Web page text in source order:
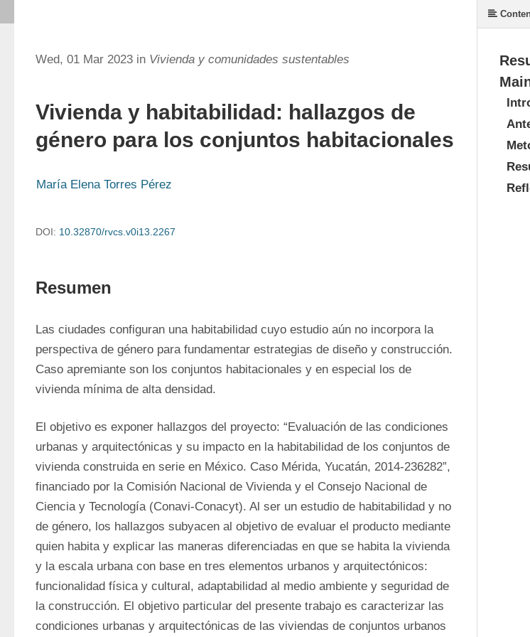
Wed, 01 Mar 2023 in Vivienda y comunidades sustentables
Vivienda y habitabilidad: hallazgos de
género para los conjuntos habitacionales
María Elena Torres Pérez
DOI: 10.32870/rvcs.v0i13.2267
Resumen
Las ciudades configuran una habitabilidad cuyo estudio aún no incorpora la
perspectiva de género para fundamentar estrategias de diseño y construcción.
Caso apremiante son los conjuntos habitacionales y en especial los de
vivienda mínima de alta densidad.
El objetivo es exponer hallazgos del proyecto: “Evaluación de las condiciones
urbanas y arquitectónicas y su impacto en la habitabilidad de los conjuntos de
vivienda construida en serie en México. Caso Mérida, Yucatán, 2014-236282”,
financiado por la Comisión Nacional de Vivienda y el Consejo Nacional de
Ciencia y Tecnología (Conavi-Conacyt). Al ser un estudio de habitabilidad y no
de género, los hallazgos subyacen al objetivo de evaluar el producto mediante
quien habita y explicar las maneras diferenciadas en que se habita la vivienda
y la escala urbana con base en tres elementos urbanos y arquitectónicos:
funcionalidad física y cultural, adaptabilidad al medio ambiente y seguridad de
la construcción. El objetivo particular del presente trabajo es caracterizar las
condiciones urbanas y arquitectónicas de las viviendas de conjuntos urbanos